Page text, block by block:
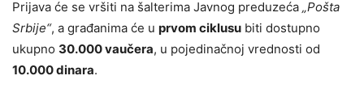
Prijava će se vršiti na šalterima Javnog preduzeća „Pošta
Srbije“, a građanima će u prvom ciklusu biti dostupno
ukupno 30.000 vaučera, u pojedinačnoj vrednosti od
10.000 dinara.